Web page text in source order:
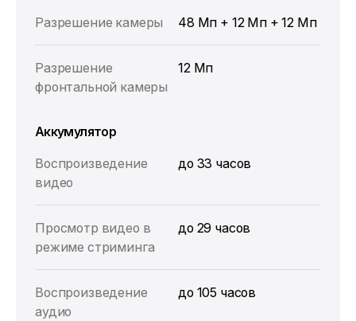
Разрешение камеры
48 Мп + 12 Мп + 12 Мп
Разрешение
фронтальной камеры
12 Мп
Аккумулятор
Воспроизведение
видео
до 33 часов
Просмотр видео в
режиме стриминга
до 29 часов
Воспроизведение
аудио
до 105 часов